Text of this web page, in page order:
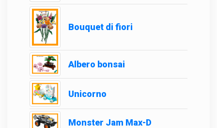
Bouquet di fiori
Albero bonsai
Unicorno
Monster Jam Max-D